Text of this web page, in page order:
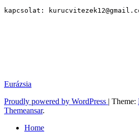
kapcsolat:
Eurázsia
Proudly powered by WordPress | Theme:
Themeansar.
Home